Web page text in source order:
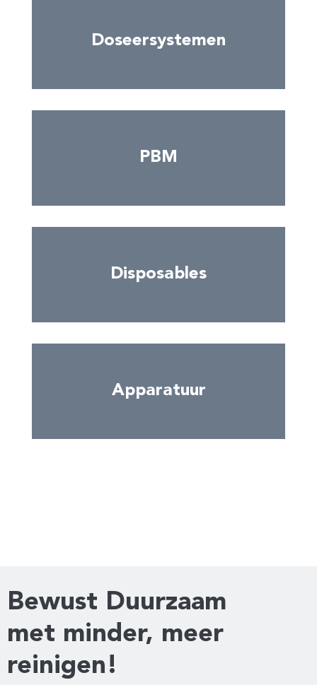
Doseersystemen
PBM
Disposables
Apparatuur
Bewust Duurzaam
met minder, meer
reinigen!